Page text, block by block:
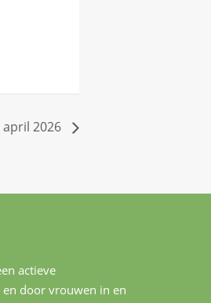
2026
actieve
door vrouwen in en